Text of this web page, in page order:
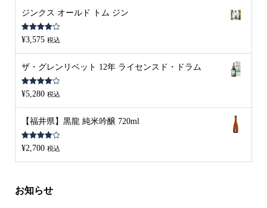
ジンクス オールド トム ジン
5段階中
4.00の評
¥3,575 税込
ザ・グレンリベット 12年 ライセンスド・ドラム
5段階中
4.00の評
¥5,280 税込
【福井県】黒龍 純米吟醸 720ml
5段階中
4.00の評
¥2,700 税込
お知らせ